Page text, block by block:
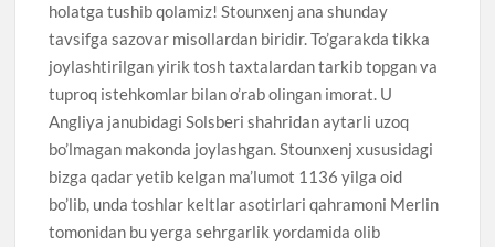
holatga tushib qolamiz! Stounxenj ana shunday
tavsifga sazovar misollardan biridir. To’garakda tikka
joylashtirilgan yirik tosh taxtalardan tarkib topgan va
tuproq istehkomlar bilan o’rab olingan imorat. U
Angliya janubidagi Solsberi shahridan aytarli uzoq
bo’lmagan makonda joylashgan. Stounxenj xususidagi
bizga qadar yetib kelgan ma’lumot 1136 yilga oid
bo’lib, unda toshlar keltlar asotirlari qahramoni Merlin
tomonidan bu yerga sehrgarlik yordamida olib